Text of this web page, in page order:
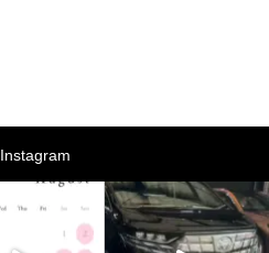
Instagram